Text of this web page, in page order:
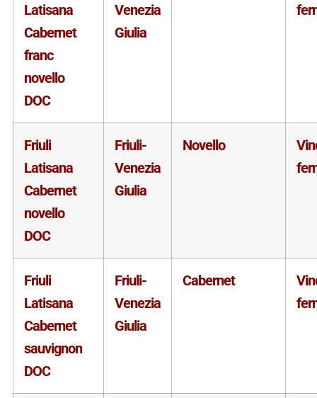
Latisana
Cabernet
franc
novello
DOC
Venezia
Giulia
Friuli
Latisana
Cabernet
novello
DOC
Friuli-
Venezia
Giulia
Novello
Friuli
Latisana
Cabernet
sauvignon
DOC
Friuli-
Venezia
Giulia
Cabernet